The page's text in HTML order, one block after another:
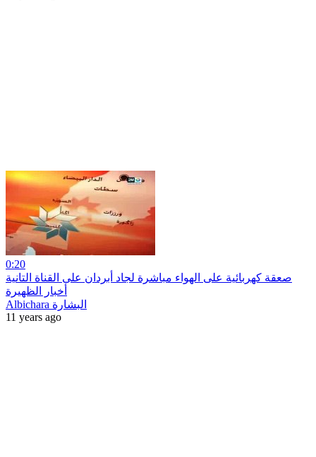
0:20
صعقة كهربائية على الهواء مباشرة لجاد أبردان على القناة التانية
أخبار الظهيرة
Albichara البشارة
11 years ago